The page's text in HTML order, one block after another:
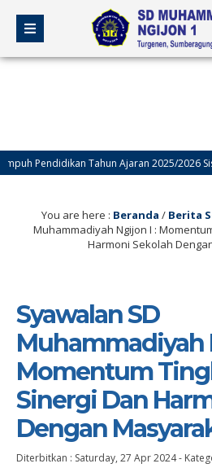
Tahun Ajaran 2025/2026 Siswa -
You are here : Beranda / Berita
Muhammadiyah Ngijon I :
Harmoni Sekolah
Syawalan SD
Muhammadiyah
Momentum
Sinergi Dan
Dengan
Diterbitkan : Saturday, 27 Apr 2024-